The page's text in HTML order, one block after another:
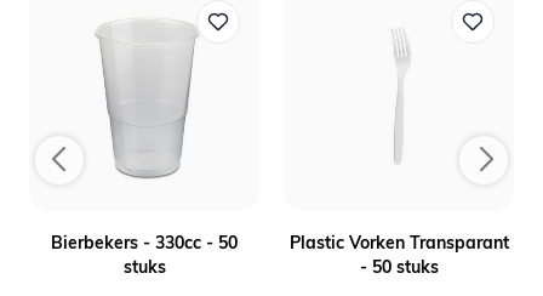
Bierbekers - 330cc - 50
stuks
Plastic Vorken Transparant
- 50 stuks